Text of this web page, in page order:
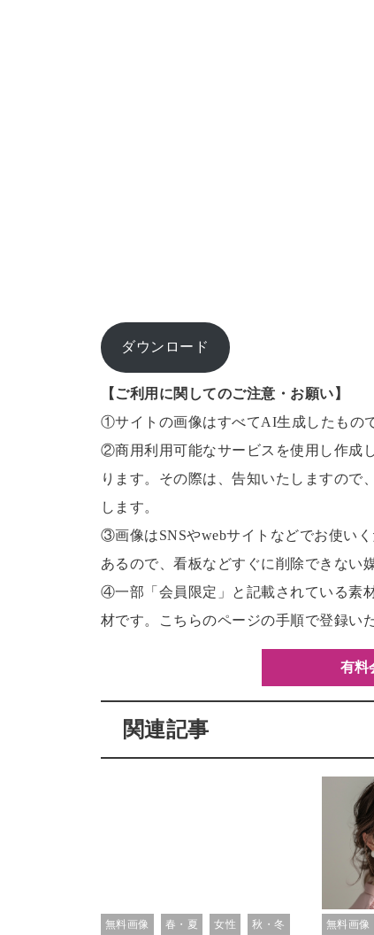
ダウンロード
【ご利用に関してのご注意・お願い】
①サイトの画像はすべてAI生成したもの
②商用利用可能なサービスを使用し作成
ります。その際は、告知いたしますので
します。
③画像はSNSやwebサイトなどでお使い
あるので、看板などすぐに削除できない
④一部「会員限定」と記載されている素
材です。こちらのページの手順で登録い
有料
関連記事
無料画像 春・夏 女性 秋・冬 無料画像